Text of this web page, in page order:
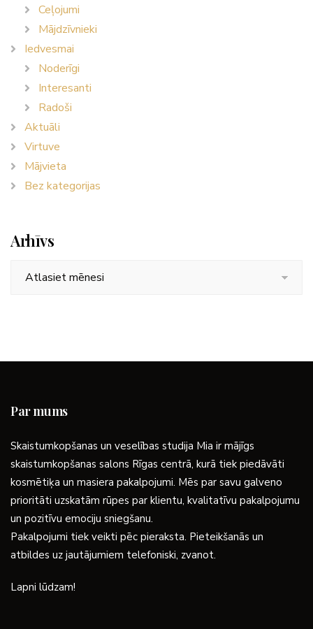
Ceļojumi
Mājdzīvnieki
Iedvesmai
Noderīgi
Interesanti
Radoši
Aktuāli
Virtuve
Mājvieta
Bez kategorijas
Arhīvs
Par mums
Skaistumkopšanas un veselības studija Mia ir mājīgs
skaistumkopšanas salons Rīgas centrā, kurā tiek piedāvāti
kosmētiķa un masiera pakalpojumi. Mēs par savu galveno
prioritāti uzskatām rūpes par klientu, kvalitatīvu pakalpojumu
un pozitīvu emociju sniegšanu.
Pakalpojumi tiek veikti pēc pieraksta. Pieteikšanās un
atbildes uz jautājumiem telefoniski, zvanot.
Lapni lūdzam!